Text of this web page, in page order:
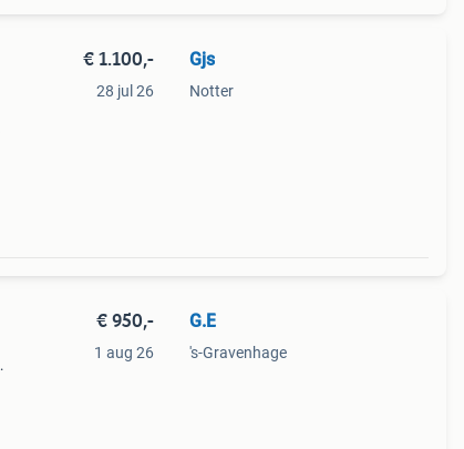
€ 1.100,-
28 jul 26
Gjs
Notter
€ 950,-
1 aug 26
G.E
's-Gravenhage